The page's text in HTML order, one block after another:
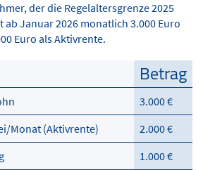
der die Regelaltersgrenze 2025
Januar 2026 monatlich 3.000 Euro
Euro als Aktivrente.
Betrag
3.000 €
Monat (Aktivrente)
2.000 €
1.000 €